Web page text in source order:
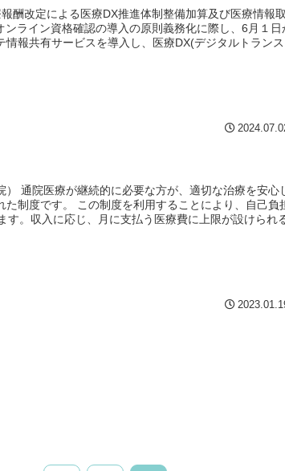
酬改定による医療DX推進体制整備加算及び医療情報取
ンライン資格確認の導入の原則義務化に際し、6月１日
情報共有サービスを導入し、医療DX(デジタルトランス
） 通院医療が継続的に必要な方が、適切な治療を安心
た制度です。 この制度を利用することにより、自己負
す。収入に応じ、月に支払う医療費に上限が設けられ